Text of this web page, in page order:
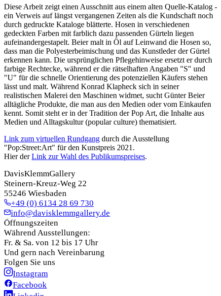
Diese Arbeit zeigt einen Ausschnitt aus einem alten Quelle-Katalog -
ein Verweis auf längst vergangenen Zeiten als die Kundschaft noch
durch gedruckte Kataloge blätterte. Hosen in verschiedenen
gedeckten Farben mit farblich dazu passenden Gürteln liegen
aufeinandergestapelt. Beier malt in Öl auf Leinwand die Hosen so,
dass man die Polyesterbeimischung und das Kunstleder der Gürtel
erkennen kann. Die ursprünglichen Pflegehinweise ersetzt er durch
farbige Rechtecke, während er die rätselhaften Angaben "S" und
"U" für die schnelle Orientierung des potenziellen Käufers stehen
lässt und malt. Während Konrad Klapheck sich in seiner
realistischen Malerei den Maschinen widmet, sucht Günter Beier
alltägliche Produkte, die man aus den Medien oder vom Einkaufen
kennt. Somit steht er in der Tradition der Pop Art, die Inhalte aus
Medien und Alltagskultur (popular culture) thematisiert.
Link zum virtuellen Rundgang durch die Ausstellung
"Pop:Street:Art" für den Kunstpreis 2021.
Hier derLink zur Wahl des Publikumspreises.
DavisKlemmGallery
Steinern-Kreuz-Weg 22
55246 Wiesbaden
+49 (0) 6134 28 69 730
info@davisklemmgallery.de
Öffnungszeiten
Während Ausstellungen:
Fr. & Sa. von 12 bis 17 Uhr
Und gern nach Vereinbarung
Folgen Sie uns
Instagram
Facebook